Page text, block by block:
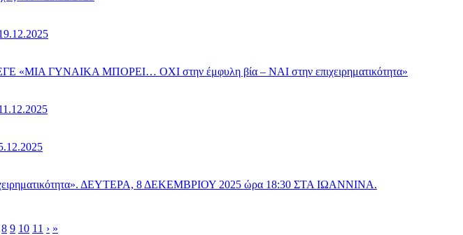
«ΜΙΑ ΓΥΝΑΙΚΑ ΜΠΟΡΕΙ… ΟΧΙ στην έμφυλη βία – ΝΑΙ στην επιχειρηματικότητα»
ΔΕΥΤΕΡΑ, 8 ΔΕΚΕΜΒΡΙΟΥ 2025 ώρα 18:30 ΣΤΑ ΙΩΑΝΝΙΝΑ.
8 9 10 11 › »